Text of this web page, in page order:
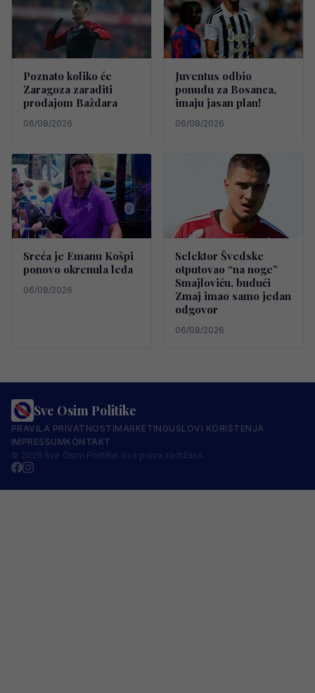
Poznato koliko će
Zaragoza zaraditi
prodajom Baždara
06/08/2026
Juventus odbio
ponudu za Bosanca,
imaju jasan plan!
06/08/2026
Sreća je Emanu Košpi
ponovo okrenula leđa
06/08/2026
Selektor Švedske
otputovao “na noge”
Smajloviću, budući
Zmaj imao samo jedan
odgovor
06/08/2026
Sve Osim Politike
PRAVILA PRIVATNOSTIMARKETINGUSLOVI KORIŠTENJA
IMPRESSUMKONTAKT
© 2026 Sve Osim Politike. Sva prava zadržana.